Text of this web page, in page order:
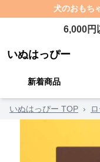
犬のおもち
6,000円
いぬはっぴー
新着商品
いぬはっぴー TOP ›